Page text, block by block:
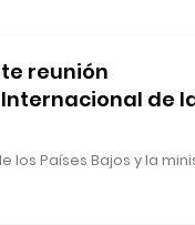
reunión
Internacional de
los Países Bajos y la